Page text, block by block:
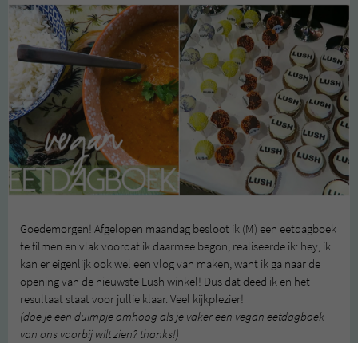
Goedemorgen! Afgelopen maandag besloot ik (M) een eetdagboek
te filmen en vlak voordat ik daarmee begon, realiseerde ik: hey, ik
kan er eigenlijk ook wel een vlog van maken, want ik ga naar de
opening van de nieuwste Lush winkel! Dus dat deed ik en het
resultaat staat voor jullie klaar. Veel kijkplezier!
(doe je een duimpje omhoog als je vaker een vegan eetdagboek
van ons voorbij wilt zien? thanks!)